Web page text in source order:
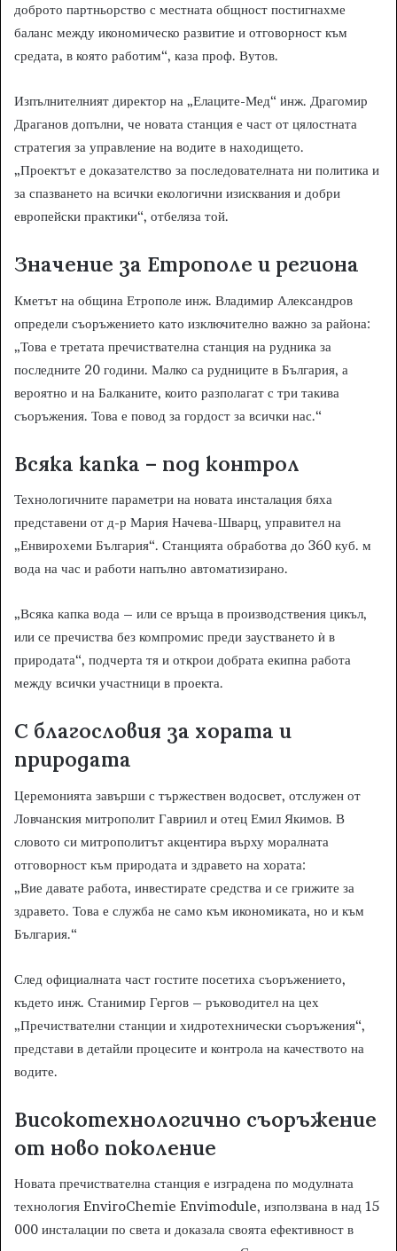
доброто партньорство с местната общност постигнахме
баланс между икономическо развитие и отговорност към
средата, в която работим“, каза проф. Вутов.
Изпълнителният директор на „Елаците-Мед“ инж. Драгомир
Драганов допълни, че новата станция е част от цялостната
стратегия за управление на водите в находището.
„Проектът е доказателство за последователната ни политика и
за спазването на всички екологични изисквания и добри
европейски практики“, отбеляза той.
Значение за Етрополе и региона
Кметът на община Етрополе инж. Владимир Александров
определи съоръжението като изключително важно за района:
„Това е третата пречиствателна станция на рудника за
последните 20 години. Малко са рудниците в България, а
вероятно и на Балканите, които разполагат с три такива
съоръжения. Това е повод за гордост за всички нас.“
Всяка капка – под контрол
Технологичните параметри на новата инсталация бяха
представени от д-р Мария Начева-Шварц, управител на
„Енвирохеми България“. Станцията обработва до 360 куб. м
вода на час и работи напълно автоматизирано.
„Всяка капка вода – или се връща в производствения цикъл,
или се пречиства без компромис преди заустването ѝ в
природата“, подчерта тя и открои добрата екипна работа
между всички участници в проекта.
С благословия за хората и
природата
Церемонията завърши с тържествен водосвет, отслужен от
Ловчанския митрополит Гавриил и отец Емил Якимов. В
словото си митрополитът акцентира върху моралната
отговорност към природата и здравето на хората:
„Вие давате работа, инвестирате средства и се грижите за
здравето. Това е служба не само към икономиката, но и към
България.“
След официалната част гостите посетиха съоръжението,
където инж. Станимир Гергов – ръководител на цех
„Пречиствателни станции и хидротехнически съоръжения“,
представи в детайли процесите и контрола на качеството на
водите.
Високотехнологично съоръжение
от ново поколение
Новата пречиствателна станция е изградена по модулната
технология EnviroChemie Envimodule, използвана в над 15
000 инсталации по света и доказала своята ефективност в